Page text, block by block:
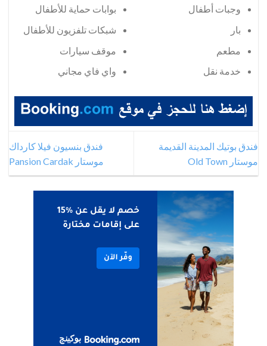
وجبات أطفال
بار
مطعم
خدمة نقل
بوابات حماية للأطفال
شبكات تلفزيون للأطفال
موقف سيارات
واي فاي مجاني
فندق بوتيك المدينة القديمة
موستار Old Town
فندق بنسيون فيلا كارداك
موستار Pansion Cardak